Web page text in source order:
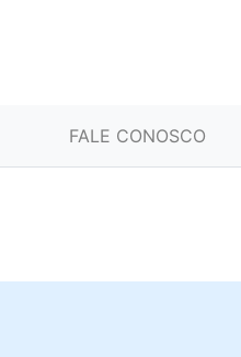
FALE CONOSCO